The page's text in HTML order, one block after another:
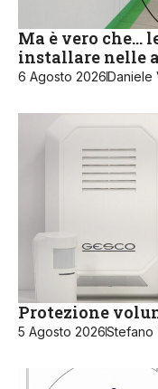
Ma è vero che…
installare nelle
6 Agosto 2026Daniele
Protezione
5 Agosto 2026Stefano